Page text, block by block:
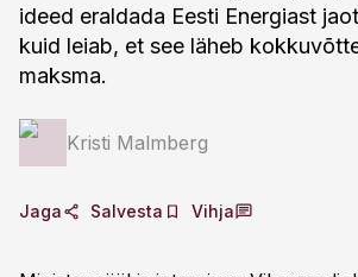
ideed eraldada Eesti Energiast
kuid leiab, et see läheb
maksma.
Kristi Malmberg
Jaga Salvesta Vihja